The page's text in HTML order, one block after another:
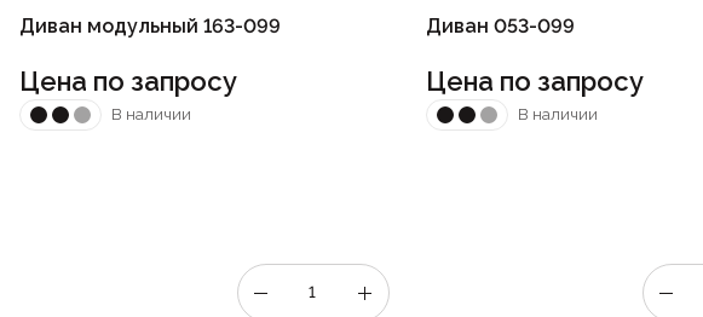
Диван модульный 163-099
Цена по запросу
В наличии
Диван 053-099
Цена по запросу
В наличии